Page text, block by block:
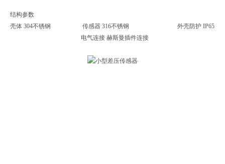
结构参数
壳体 304不锈钢 传感器 316不锈钢 外壳防护 IP65
电气连接 赫斯曼插件连接